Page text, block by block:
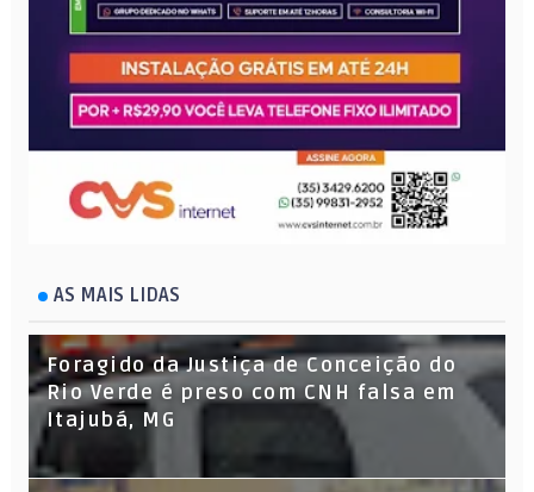
AS MAIS LIDAS
Foragido da Justiça de Conceição do
Rio Verde é preso com CNH falsa em
Itajubá, MG